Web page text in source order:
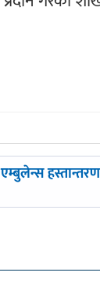
हस्तान्तरण